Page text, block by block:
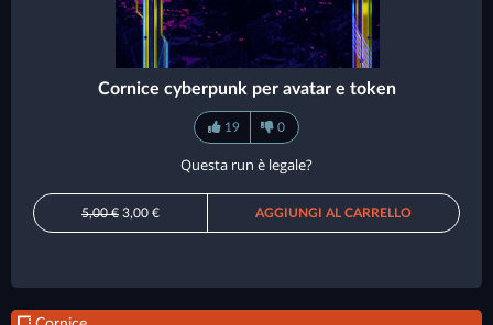
Cornice cyberpunk per avatar e token
19 0
Questa run è legale?
5,00 € 3,00 € AGGIUNGI AL CARRELLO